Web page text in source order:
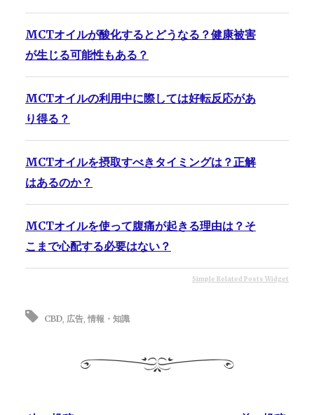
MCTオイルが酸化するとどうなる？健康被害
が生じる可能性もある？
MCTオイルの利用中に際しては好転反応があ
り得る？
MCTオイルを摂取すべきタイミングは？正解
はあるのか？
MCTオイルを使って腹痛が起きる理由は？そ
こまで心配する必要はない？
Simple Related Posts Widget
CBD 広告 情報・知識